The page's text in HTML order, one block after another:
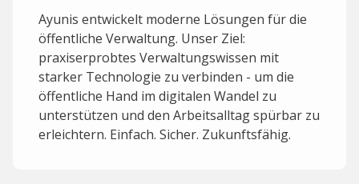
Ayunis entwickelt moderne Lösungen für die
öffentliche Verwaltung. Unser Ziel:
praxiserprobtes Verwaltungswissen mit
starker Technologie zu verbinden - um die
öffentliche Hand im digitalen Wandel zu
unterstützen und den Arbeitsalltag spürbar zu
erleichtern. Einfach. Sicher. Zukunftsfähig.